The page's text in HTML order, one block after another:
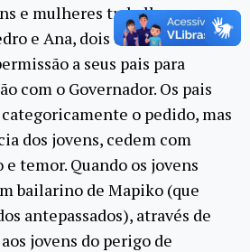
e mulheres trabalham em
e Ana, dois dos estudantes
a seus pais para
com o Governador. Os pais
o pedido, mas
dos jovens, cedem com
temor. Quando os jovens
bailarino de Mapiko (que
antepassados), através de
jovens do perigo de